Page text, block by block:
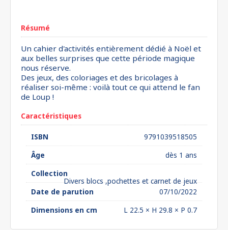
Résumé
Un cahier d'activités entièrement dédié à Noël et
aux belles surprises que cette période magique
nous réserve.
Des jeux, des coloriages et des bricolages à
réaliser soi-même : voilà tout ce qui attend le fan
de Loup !
Caractéristiques
ISBN
9791039518505
Âge
dès 1 ans
Collection
Divers blocs ,pochettes et carnet de jeux
Date de parution
07/10/2022
Dimensions en cm
L 22.5 × H 29.8 × P 0.7